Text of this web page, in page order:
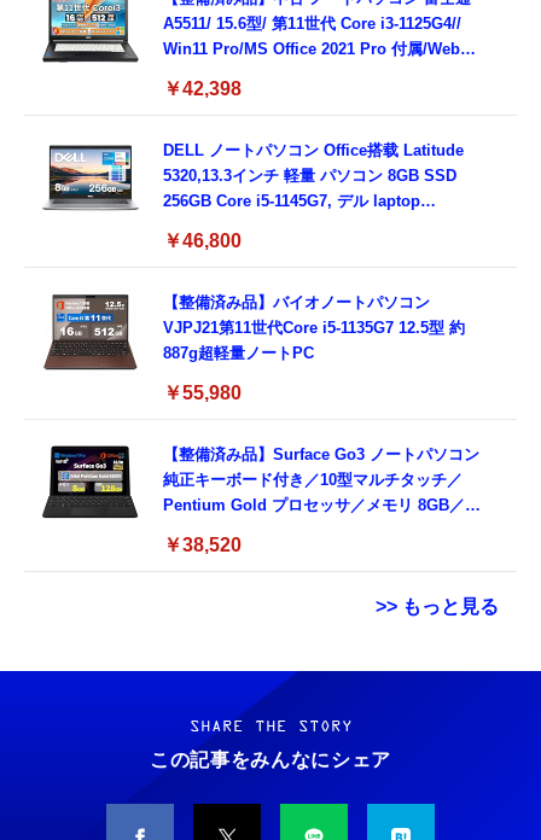
A5511/ 15.6型/ 第11世代 Core i3-1125G4//
Win11 Pro/MS Office 2021 Pro 付属/Webカ
3.0)/ 有線静音マウス付属/ 180日保証（メモリ
￥42,398
DELL ノートパソコン Office搭载 Latitude
5320,13.3インチ 軽量 パソコン 8GB SSD
256GB Core i5-1145G7, デル laptop
ド付き (整備済み品)
￥46,800
【整備済み品】バイオノートパソコン
VJPJ21第11世代Core i5-1135G7 12.5型 約
887g超軽量ノートPC
￥55,980
【整備済み品】Surface Go3 ノートパソコン
純正キーボード付き／10型マルチタッチ／
Pentium Gold プロセッサ／メモリ 8GB／
Bluetooth5.0／USB-C／1080p顔認証カメラ
￥38,520
>> もっと見る
Grithope イヤホン タイプC【2026新モデル
耐久性】 有線イヤホン マイク付き HiFi音質
ノイズ低減 重低音 遅延なし
￥949
タイプc 寝ホンイヤホン 寝ホン type-c 有線
霊界コミュニケーションロボット BAKETAN
WARASHI ばけたん ワラシ 改 KAI
￥5,400
SHARE THE STORY
この記事をみんなにシェア